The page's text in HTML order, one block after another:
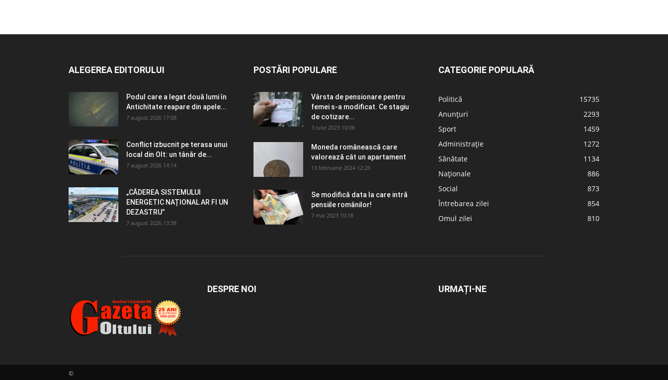
ALEGEREA EDITORULUI
Podul care a legat două lumi în
Antichitate reapare din apele...
7 august 2026 17:08
Conflict izbucnit pe terasa unui
local din Olt: un tânăr de...
7 august 2026 14:14
„CĂDEREA SISTEMULUI
ENERGETIC NAȚIONAL AR FI UN
DEZASTRU”
7 august 2026 13:38
POSTĂRI POPULARE
Vârsta de pensionare pentru
femei s-a modificat. Ce stagiu
de cotizare...
3 iulie 2023 10:06
Moneda românească care
valorează cât un apartament
13 februarie 2024 12:26
Se modifică data la care intră
pensiile românilor!
7 mai 2023 10:18
CATEGORIE POPULARĂ
Politică
15735
Anunțuri
2293
Sport
1459
Administrație
1272
Sănătate
1134
Naționale
886
Social
873
Întrebarea zilei
854
Omul zilei
810
DESPRE NOI URMAȚI-NE
©